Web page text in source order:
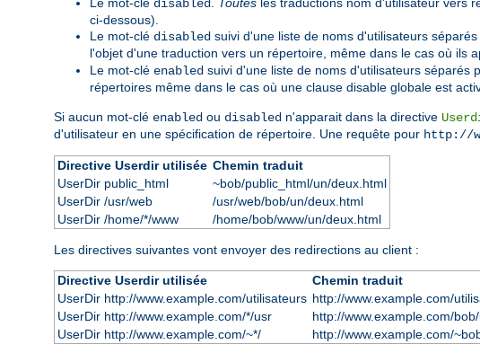
disabled
ci-dessous).
Le mot-clé disabled suivi d'une liste de noms d'utilisateurs
l'objet d'une traduction vers un répertoire, même dans le cas où ils
Le mot-clé enabled suivi d'une liste de noms d'utilisateurs séparés
répertoires même dans le cas où une clause disable globale est
Si aucun mot-clé enabled ou disabled n'apparait dans la directive
d'utilisateur en une spécification de répertoire. Une requête pour http://
Directive Userdir utilisée Chemin traduit
UserDir public_html
~bob/public_html/un/deux.html
UserDir /usr/web
/usr/web/bob/un/deux.html
UserDir /home/*/www
/home/bob/www/un/deux.html
Les directives suivantes vont envoyer des redirections au client :
Directive Userdir utilisée
Chemin traduit
UserDir http://www.example.com/utilisateurs http://www.example.com/
UserDir http://www.example.com/*/usr
http://www.example.com/
UserDir http://www.example.com/~*/
http://www.example.com/